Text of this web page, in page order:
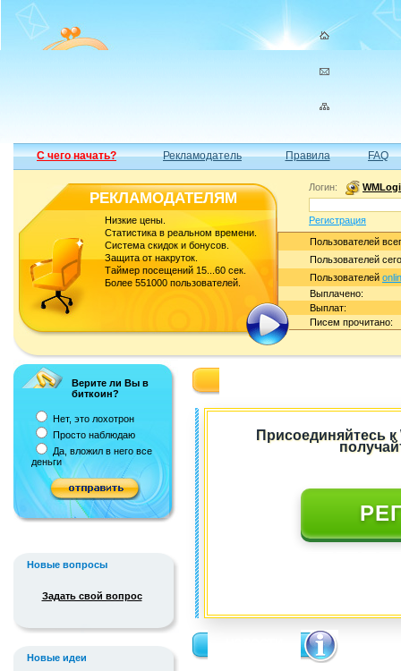
С чего начать? Рекламодатель Правила FAQ
РЕКЛАМОДАТЕЛЯМ
Низкие цены.
Статистика в реальном времени.
Система скидок и бонусов.
Защита от накруток.
Таймер посещений 15...60 сек.
Более 551000 пользователей.
Логин:
Регистрация
Пользователей
Пользователей
Пользователей
Выплачено:
Выплат:
Писем прочитано:
Верите ли Вы в
биткоин?
Нет, это лохотрон
Просто наблюдаю
Да, вложил в него все
деньги
Новые вопросы
Задать свой вопрос
Новые идеи
Присоединяйтесь
___________ ___ __